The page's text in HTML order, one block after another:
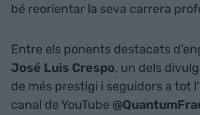
bé reorientar la seva carrera
Entre els ponents destacats
José Luis Crespo, un dels
de més prestigi i seguidors a tot
canal de YouTube